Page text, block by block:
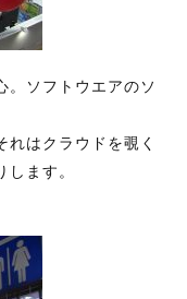
。ソフトウエアのソ
はクラウドを覗く
します。